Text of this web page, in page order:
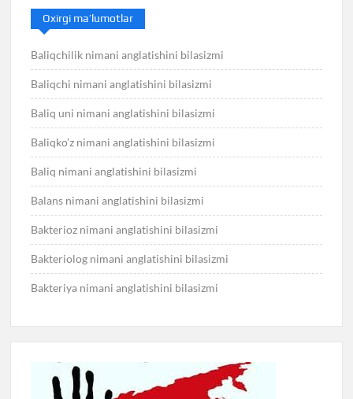
Oxirgi ma’lumotlar
Baliqchilik nimani anglatishini bilasizmi
Baliqchi nimani anglatishini bilasizmi
Baliq uni nimani anglatishini bilasizmi
Baliqko’z nimani anglatishini bilasizmi
Baliq nimani anglatishini bilasizmi
Balans nimani anglatishini bilasizmi
Bakterioz nimani anglatishini bilasizmi
Bakteriolog nimani anglatishini bilasizmi
Bakteriya nimani anglatishini bilasizmi